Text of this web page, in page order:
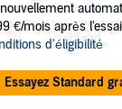
€/mois après
d'éligibilité
Essayez Standard